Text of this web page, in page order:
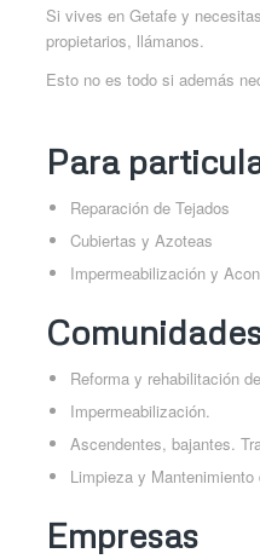
Si vives en Getafe y
propietarios, llámanos.
Esto no es todo si además
Para
Reparación de Tejados
Cubiertas y Azoteas
Impermeabilización y
Reforma y rehabilitación
Impermeabilización.
Ascendentes, bajantes.
Limpieza y
Empresas